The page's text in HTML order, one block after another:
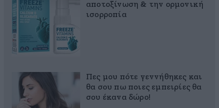
αποτοξίνωση & την ορμονική
ισορροπία
Πες μου πότε γεννήθηκες και
θα σου πω ποιες εμπειρίες θα
σου έκανα δώρο!